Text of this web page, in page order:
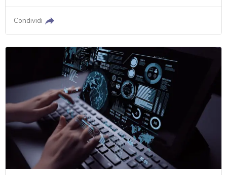
Condividi